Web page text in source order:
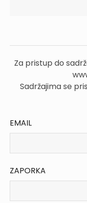
Za pristup do
Sadržajima se
EMAIL
ZAPORKA